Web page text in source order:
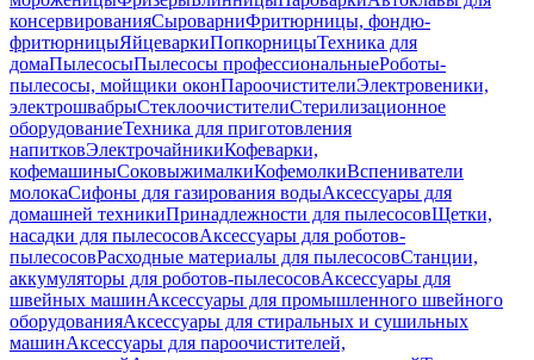
консервированияСыроварниФритюрницы, фондю-
фритюрницыЯйцеваркиПопкорницыТехника для
домаПылесосыПылесосы профессиональныеРоботы-
пылесосы, мойщики оконПароочистителиЭлектровеники,
электрошвабрыСтеклоочистителиСтерилизационное
оборудованиеТехника для приготовления
напитковЭлектрочайникиКофеварки,
кофемашиныСоковыжималкиКофемолкиВспениватели
молокаСифоны для газирования водыАксессуары для
домашней техникиПринадлежности для пылесосовЩетки,
насадки для пылесосовАксессуары для роботов-
пылесосовРасходные материалы для пылесосовСтанции,
аккумуляторы для роботов-пылесосовАксессуары для
швейных машинАксессуары для промышленного швейного
оборудованияАксессуары для стиральных и сушильных
машинАксессуары для пароочистителей,